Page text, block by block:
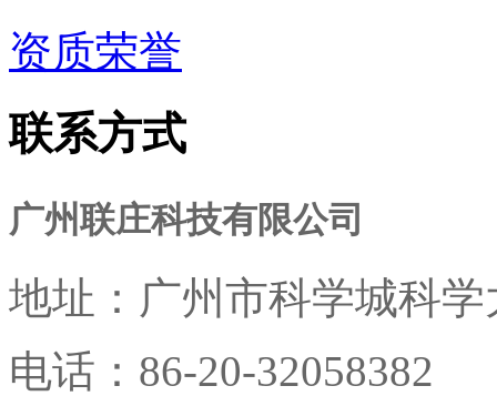
资质荣誉
联系方式
广州联庄科技有限公司
地址： 广州市科学城科
电话： 86-20-32058382